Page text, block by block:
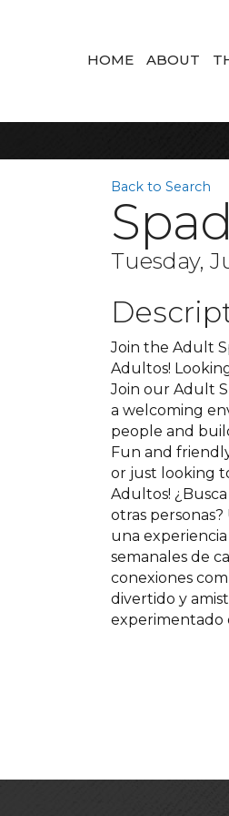
HOME ABOUT
Back to Search
Tuesday,
Join the Adult
Adultos!
Join our Adult
a welcoming
people and
Fun and
or just looking
Adultos!
otras
una
semanales de
conexiones
divertido y
experimentado